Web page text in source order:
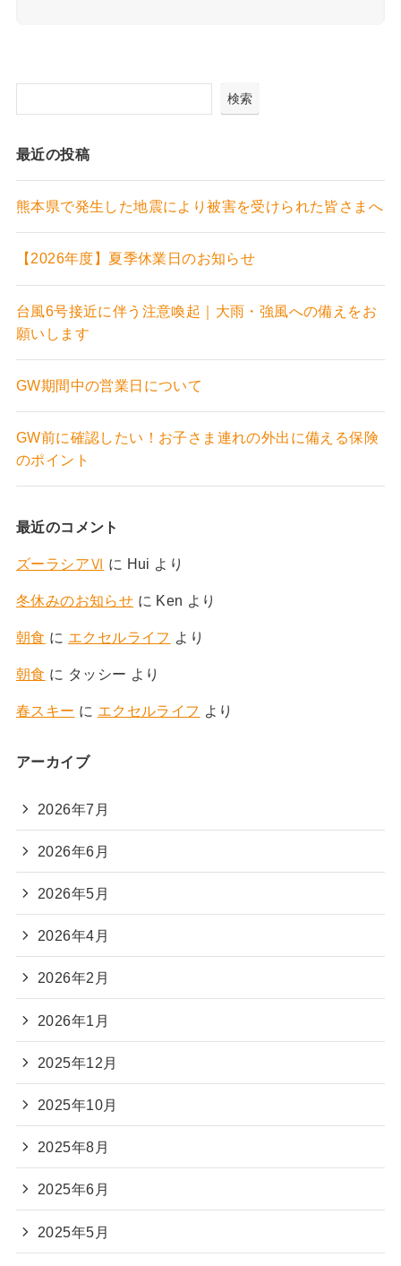
検索
最近の投稿
熊本県で発生した地震により被害を受けられた皆さまへ
【2026年度】夏季休業日のお知らせ
台風6号接近に伴う注意喚起｜大雨・強風への備えをお
願いします
GW期間中の営業日について
GW前に確認したい！お子さま連れの外出に備える保険
のポイント
最近のコメント
ズーラシアⅥ に Hui より
冬休みのお知らせ に Ken より
朝食 に エクセルライフ より
朝食 に タッシー より
春スキー に エクセルライフ より
アーカイブ
2026年7月
2026年6月
2026年5月
2026年4月
2026年2月
2026年1月
2025年12月
2025年10月
2025年8月
2025年6月
2025年5月